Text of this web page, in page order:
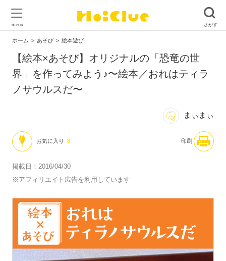
ホーム あそび 絵本遊び
【絵本×あそび】オリジナルの「恐竜の世
界」を作ってみよう♪〜絵本／おれはティラ
ノサウルスだ〜
まぃまぃ
お気に入り 8 印刷
掲載日：2016/04/30
※アフィリエイト広告を利用しています